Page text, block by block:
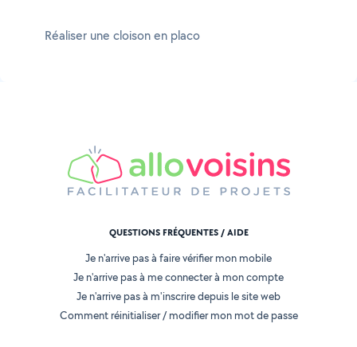
Réaliser une cloison en placo
QUESTIONS FRÉQUENTES / AIDE
Je n'arrive pas à faire vérifier mon mobile
Je n'arrive pas à me connecter à mon compte
Je n'arrive pas à m'inscrire depuis le site web
Comment réinitialiser / modifier mon mot de passe